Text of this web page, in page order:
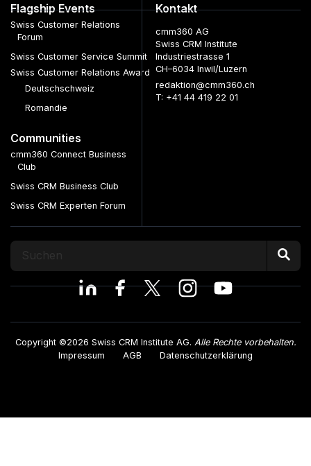
Flagship Events
Swiss Customer Relations
Forum
Swiss Customer Service Summit
Swiss Customer Relations Award
Deutschschweiz
Romandie
Communities
cmm360 Connect Business
Club
Swiss CRM Business Club
Swiss CRM Experten Forum
Kontakt
cmm360 AG
Swiss CRM Institute
Industriestrasse 1
CH–6034 Inwil/Luzern
redaktion@cmm360.ch
T: +41 44 419 22 01
Copyright ©2026 Swiss CRM Institute AG. Alle Rechte vorbehalten.
Impressum
AGB Datenschutzerklärung